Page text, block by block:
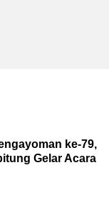
ke-79,
Gelar Acara